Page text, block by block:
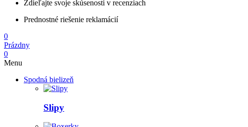
Zdieľajte svoje skúsenosti v recenziach
Prednostné riešenie reklamácií
0
Prázdny
0
Menu
Spodná bielizeň
Slipy